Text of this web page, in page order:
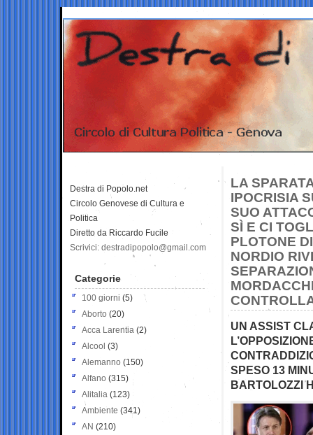
LA
IPOCRISIA
SUO
SÌ E CI
PLOTONE
NORDIO
UN ASSIST
SPESO 13
BARTOLOZZI
Destra di Popolo.net
Circolo Genovese di Cultura e
Politica
Diretto da Riccardo Fucile
Scrivici: destradipopolo@gmail.com
Categorie
100 giorni (5)
Aborto (20)
Acca Larentia (2)
Alcool (3)
Alemanno (150)
Alfano (315)
Alitalia (123)
Ambiente (341)
AN (210)